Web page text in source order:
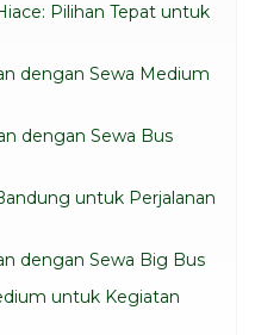
Pilihan Tepat untuk
dengan Sewa Medium
dengan Sewa Bus
untuk Perjalanan
dengan Sewa Big Bus
untuk Kegiatan